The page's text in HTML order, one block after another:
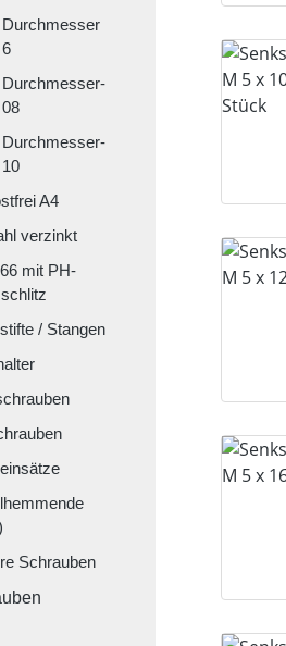
Durchmesser
6
Durchmesser-
08
Durchmesser-
10
A4
verzinkt
mit PH-
/ Stangen
Schrauben